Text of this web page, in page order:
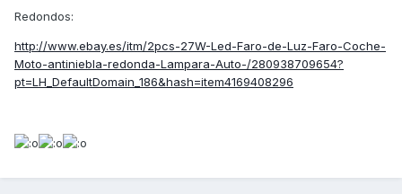
Redondos:
http://www.ebay.es/itm/2pcs-27W-Led-Faro-de-Luz-Faro-Coche-
Moto-antiniebla-redonda-Lampara-Auto-/280938709654?
pt=LH_DefaultDomain_186&hash=item4169408296